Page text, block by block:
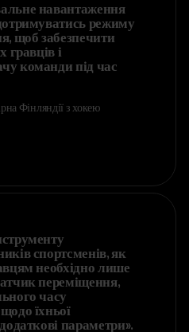
нам
навантаження
режиму
щоб забезпечити
гравців і
команди під час
спортсменів, як
необхідно лише
переміщення,
часу
їхньої